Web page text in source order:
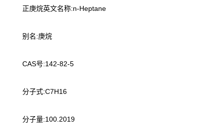
正庚烷英文名称:n-Heptane
别名:庚烷
CAS号:142-82-5
分子式:C7H16
分子量:100.2019